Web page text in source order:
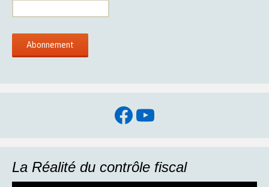
Facebook
YouTube
La Réalité du contrôle fiscal